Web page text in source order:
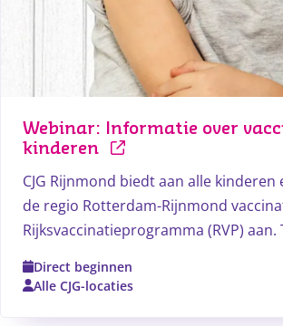
Webinar: Informatie over
kinderen
CJG Rijnmond biedt aan alle
de regio Rotterdam-Rijnmond
Rijksvaccinatieprogramma (RVP)
worden over deze vaccinaties
Direct beginnen
Alle CJG-locaties